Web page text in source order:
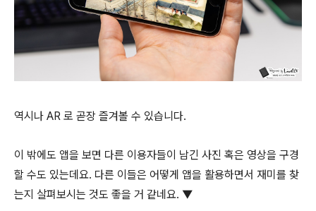
역시나 AR 로 곧장 즐겨볼 수 있습니다.
이 밖에도 앱을 보면 다른 이용자들이 남긴 사진 혹은 영상을 구경
할 수도 있는데요. 다른 이들은 어떻게 앱을 활용하면서 재미를 찾
는지 살펴보시는 것도 좋을 거 같네요. ▼